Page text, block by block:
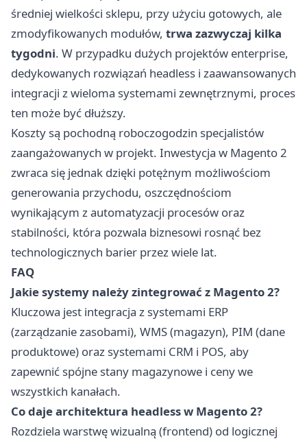
średniej wielkości sklepu, przy użyciu gotowych, ale
zmodyfikowanych modułów, trwa zazwyczaj kilka
tygodni. W przypadku dużych projektów enterprise,
dedykowanych rozwiązań headless i zaawansowanych
integracji z wieloma systemami zewnętrznymi, proces
ten może być dłuższy.
Koszty są pochodną roboczogodzin specjalistów
zaangażowanych w projekt. Inwestycja w Magento 2
zwraca się jednak dzięki potężnym możliwościom
generowania przychodu, oszczędnościom
wynikającym z automatyzacji procesów oraz
stabilności, która pozwala biznesowi rosnąć bez
technologicznych barier przez wiele lat.
FAQ
Jakie systemy należy zintegrować z Magento 2?
Kluczowa jest integracja z systemami ERP
(zarządzanie zasobami), WMS (magazyn), PIM (dane
produktowe) oraz systemami CRM i POS, aby
zapewnić spójne stany magazynowe i ceny we
wszystkich kanałach.
Co daje architektura headless w Magento 2?
Rozdziela warstwę wizualną (frontend) od logicznej